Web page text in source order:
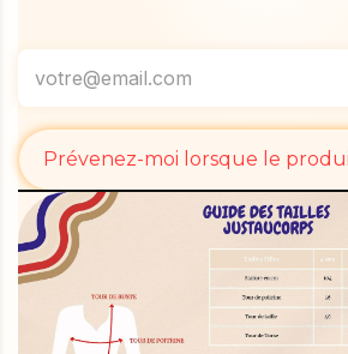
Prévenez-moi lorsque le